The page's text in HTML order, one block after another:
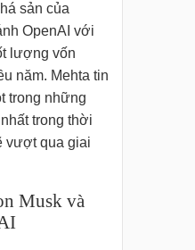
sản của
OpenAI với
lượng vốn
năm. Mehta tin
trong những
trong thời
vượt qua giai
Musk và